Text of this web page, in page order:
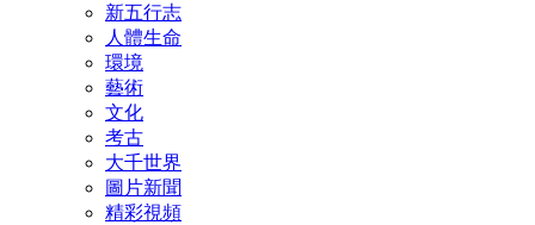
新五行志
人體生命
環境
藝術
文化
考古
大千世界
圖片新聞
精彩視頻